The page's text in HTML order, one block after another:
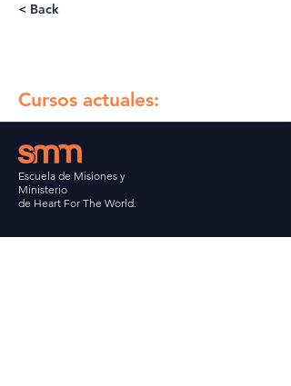
< Back
Cursos actuales:
Escuela de Misiones y
Ministerio
de Heart For The World.